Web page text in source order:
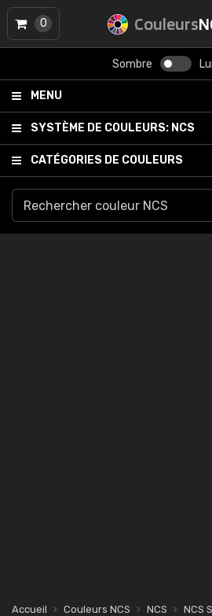
Couleurs
Sombre
MENU
SYSTÈME DE COULEURS: NCS
CATÉGORIES DE COULEURS
0
Accueil Couleurs NCS NCS
NCS